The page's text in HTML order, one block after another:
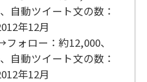
自動ツイート文の数：
年12月
ォロー：約12,000、
自動ツイート文の数：
年12月